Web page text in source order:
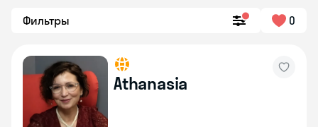
Фильтры 0
Athanasia